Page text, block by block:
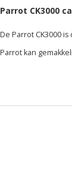
Parrot CK3000
De Parrot CK3000
Parrot kan